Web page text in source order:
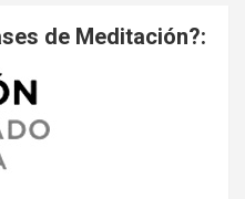
de Meditación?: